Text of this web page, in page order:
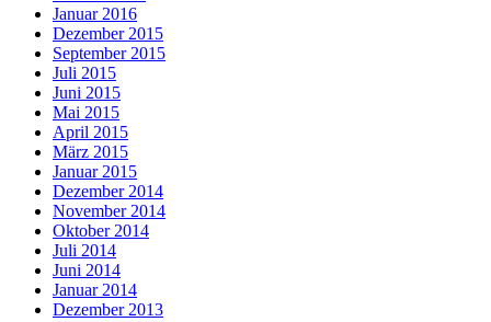
Januar 2016
Dezember 2015
September 2015
Juli 2015
Juni 2015
Mai 2015
April 2015
März 2015
Januar 2015
Dezember 2014
November 2014
Oktober 2014
Juli 2014
Juni 2014
Januar 2014
Dezember 2013